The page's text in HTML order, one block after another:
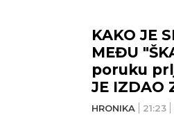
HRONIKA 21:23
KAKO JE
MEĐU
poruku
JE IZDAO